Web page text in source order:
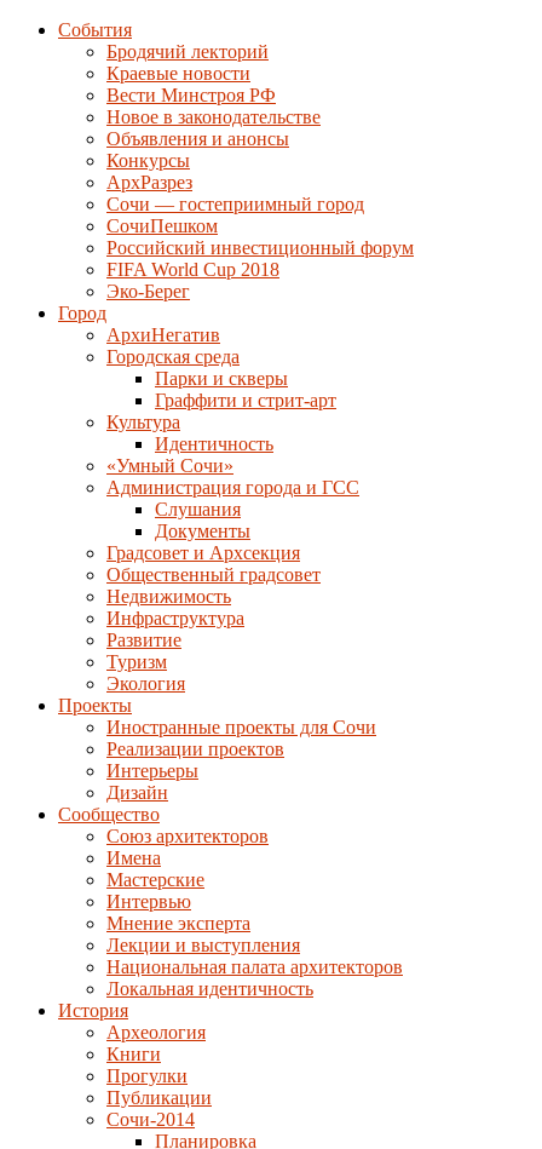
События
Бродячий лекторий
Краевые новости
Вести Минстроя РФ
Новое в законодательстве
Объявления и анонсы
Конкурсы
АрхРазрез
Сочи — гостеприимный город
СочиПешком
Российский инвестиционный форум
FIFA World Cup 2018
Эко-Берег
Город
АрхиНегатив
Городская среда
Парки и скверы
Граффити и стрит-арт
Культура
Идентичность
«Умный Сочи»
Администрация города и ГСС
Слушания
Документы
Градсовет и Архсекция
Общественный градсовет
Недвижимость
Инфраструктура
Развитие
Туризм
Экология
Проекты
Иностранные проекты для Сочи
Реализации проектов
Интерьеры
Дизайн
Сообщество
Союз архитекторов
Имена
Мастерские
Интервью
Мнение эксперта
Лекции и выступления
Национальная палата архитекторов
Локальная идентичность
История
Археология
Книги
Прогулки
Публикации
Сочи-2014
Планировка